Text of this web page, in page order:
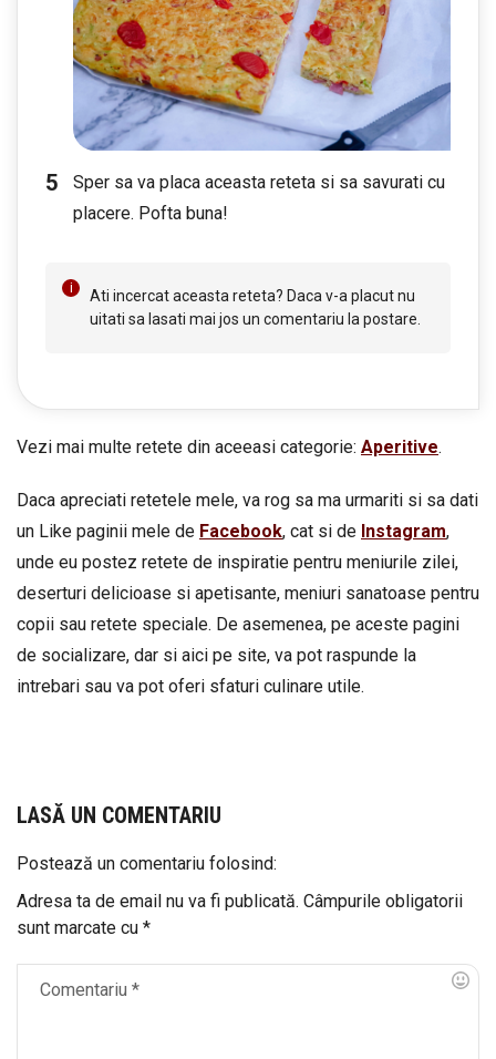
Sper sa va placa aceasta reteta si sa savurati cu
placere. Pofta buna!
Ati incercat aceasta reteta? Daca v-a placut nu
uitati sa lasati mai jos un comentariu la postare.
Vezi mai multe retete din aceeasi categorie: Aperitive.
Daca apreciati retetele mele, va rog sa ma urmariti si sa dati
un Like paginii mele de Facebook, cat si de Instagram,
unde eu postez retete de inspiratie pentru meniurile zilei,
deserturi delicioase si apetisante, meniuri sanatoase pentru
copii sau retete speciale. De asemenea, pe aceste pagini
de socializare, dar si aici pe site, va pot raspunde la
intrebari sau va pot oferi sfaturi culinare utile.
LASĂ UN COMENTARIU
Postează un comentariu folosind:
Adresa ta de email nu va fi publicată. Câmpurile obligatorii
sunt marcate cu *